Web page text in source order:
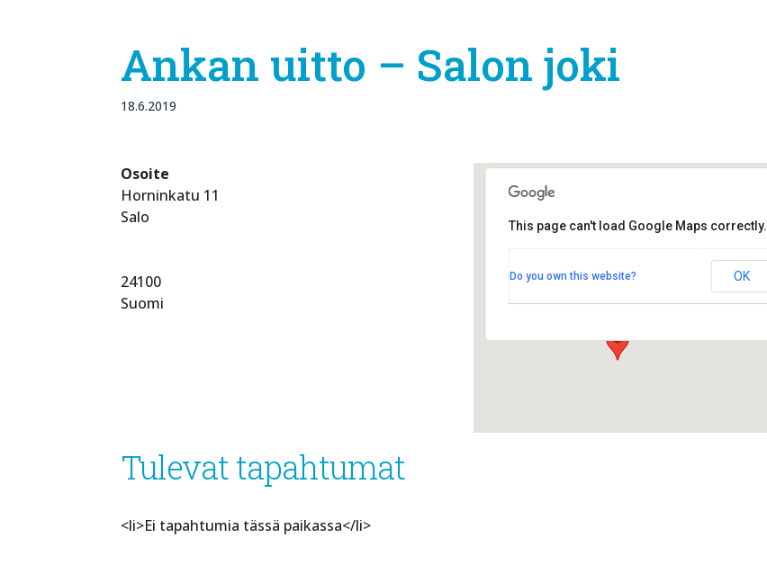
Ankan uitto – Salon joki
18.6.2019
Horninkatu 11 - Salo
This page can't load Google Maps correctly.
Do you own this website? OK
Osoite
Horninkatu 11
Salo
24100
Suomi
Tulevat tapahtumat
<li>Ei tapahtumia tässä paikassa</li>